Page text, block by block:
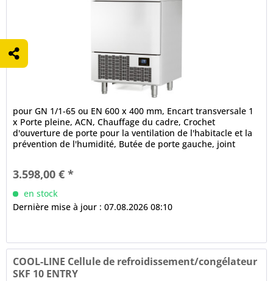
pour GN 1/1-65 ou EN 600 x 400 mm, Encart transversale 1
x Porte pleine, ACN, Chauffage du cadre, Crochet
d'ouverture de porte pour la ventilation de l'habitacle et la
prévention de l'humidité, Butée de porte gauche, joint
3.598,00 € *
en stock
Dernière mise à jour : 07.08.2026 08:10
COOL-LINE Cellule de refroidissement/congélateur
SKF 10 ENTRY